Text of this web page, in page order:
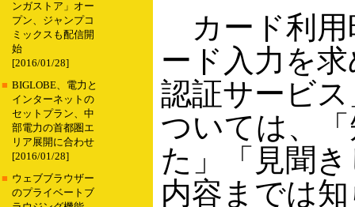
ンガストア」オー
プン、ジャンプコ
ミックスも配信開
始
[2016/01/28]
■ BIGLOBE、電力と
インターネットの
セットプラン、中
部電力の首都圏エ
リア展開に合わせ
[2016/01/28]
■ ウェブブラウザー
のプライベートブ
カード利用
ード入力を
認証サービ
ついては、
た」「見聞
内容までは